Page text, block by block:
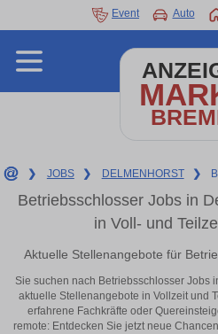
Event Auto
❯ JOBS ❯ DELMENHORST ❯
Betriebsschlosser Jobs in
in Voll- und
Aktuelle Stellenangebote für
Sie suchen nach Betriebsschlosser Jobs
aktuelle Stellenangebote in Vollzeit und
erfahrene Fachkräfte oder
remote: Entdecken Sie jetzt neue